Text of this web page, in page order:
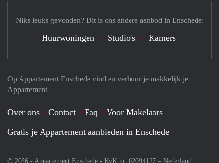
Op Appartement Enschede vind en verhuur je makkelijk je
Appartement
Over ons Contact Faq
Voor Makelaars
Gratis je Appartement aanbieden in Enschede
© 2026 - Appartement Enschede - KvK nr. 02094127 – Nederland
Niks leuks gevonden? Dit is ons andere aanbod in Enschede:
Huurwoningen Studio's Kamers